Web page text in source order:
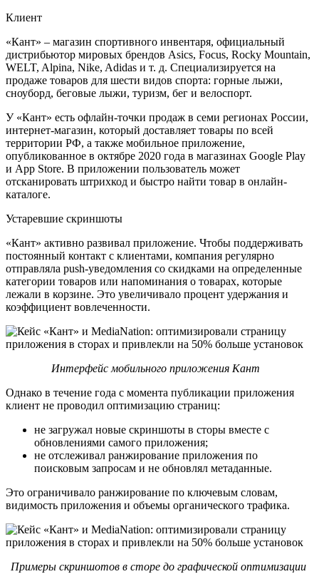
Клиент
«Кант» – магазин спортивного инвентаря, официальный
дистрибьютор мировых брендов Asics, Focus, Rocky Mountain,
WELT, Alpina, Nike, Adidas и т. д. Специализируется на
продаже товаров для шести видов спорта: горные лыжи,
сноуборд, беговые лыжи, туризм, бег и велоспорт.
У «Кант» есть офлайн-точки продаж в семи регионах России,
интернет-магазин, который доставляет товары по всей
территории РФ, а также мобильное приложение,
опубликованное в октябре 2020 года в магазинах Google Play
и App Store. В приложении пользователь может
отсканировать штрихкод и быстро найти товар в онлайн-
каталоге.
Устаревшие скриншоты
«Кант» активно развивал приложение. Чтобы поддерживать
постоянный контакт с клиентами, компания регулярно
отправляла push-уведомления со скидками на определенные
категории товаров или напоминания о товарах, которые
лежали в корзине. Это увеличивало процент удержания и
коэффициент вовлеченности.
Интерфейс мобильного приложения Кант
Однако в течение года с момента публикации приложения
клиент не проводил оптимизацию страниц:
не загружал новые скриншоты в сторы вместе с
обновлениями самого приложения;
не отслеживал ранжирование приложения по
поисковым запросам и не обновлял метаданные.
Это ограничивало ранжирование по ключевым словам,
видимость приложения и объемы органического трафика.
Примеры скриншотов в сторе до графической оптимизации